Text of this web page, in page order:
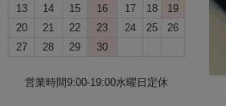
13
14 15 16 17 18
19
20
21 22 23 24 25
26
27
28 29 30
営業時間9:00-19:00水曜日定休